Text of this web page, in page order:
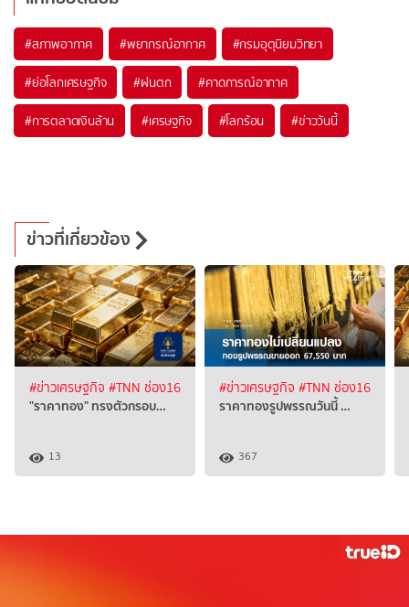
#สภาพอากาศ #พยากรณ์อากาศ #กรมอุตุนิยมวิทยา
#ย่อโลกเศรษฐกิจ #ฝนตก #คาดการณ์อากาศ
#การตลาดเงินล้าน #เศรษฐกิจ #โลกร้อน #ข่าววันนี้
ข่าวที่เกี่ยวข้อง
#ข่าวเศรษฐกิจ #TNN ช่อง16
"ราคาทอง" ทรงตัวกรอบ…
13
#ข่าวเศรษฐกิจ #TNN ช่อง16
ราคาทองรูปพรรณวันนี้ …
367